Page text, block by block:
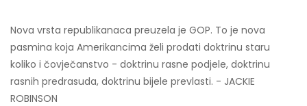
Nova vrsta republikanaca preuzela je GOP. To je nova
pasmina koja Amerikancima želi prodati doktrinu staru
koliko i čovječanstvo - doktrinu rasne podjele, doktrinu
rasnih predrasuda, doktrinu bijele prevlasti. - JACKIE
ROBINSON